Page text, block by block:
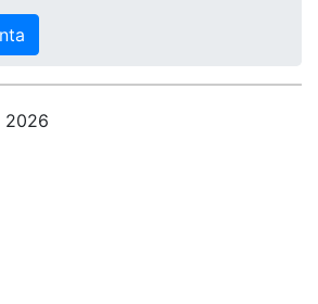
2026